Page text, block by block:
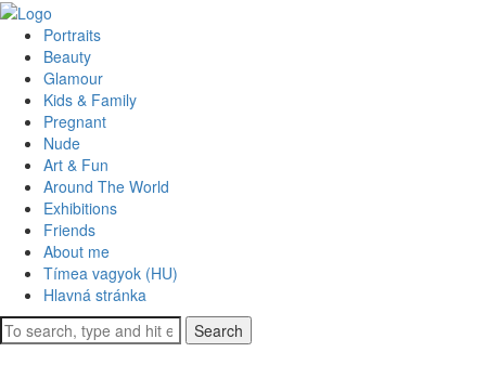
Portraits
Beauty
Glamour
Kids & Family
Pregnant
Nude
Art & Fun
Around The World
Exhibitions
Friends
About me
Tímea vagyok (HU)
Hlavná stránka
Search